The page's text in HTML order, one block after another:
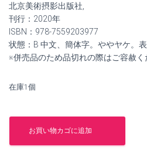
格
は
¥1,800
た。
格
は
す。
北京美術摂影出版社,
刊行：2020年
ISBN：978-7559203977
状態：B 中文、簡体字。ややヤケ。表
※併売品のため品切れの際はご容赦く
在庫1個
通
方
お買い物カゴに追加